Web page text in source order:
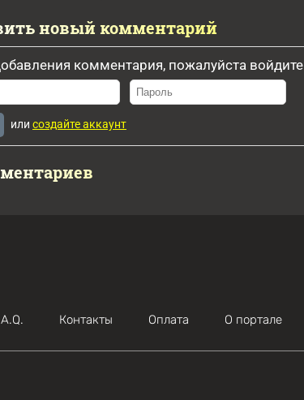
новый комментарий
комментария, пожалуйста войдите
или создайте аккаунт
Контакты Оплата О портале